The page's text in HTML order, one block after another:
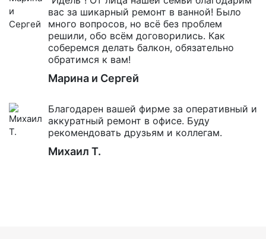
вас за шикарный ремонт в ванной! Было
много вопросов, но всё без проблем
решили, обо всём договорились. Как
соберемся делать балкон, обязательно
обратимся к вам!
Марина и Сергей
Благодарен вашей фирме за оперативный и
аккуратный ремонт в офисе. Буду
рекомендовать друзьям и коллегам.
Михаил Т.